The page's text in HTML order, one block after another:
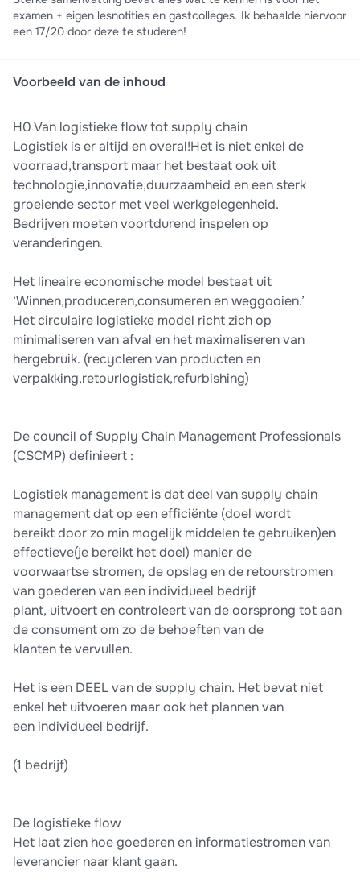
examen + eigen lesnotities en gastcolleges. Ik behaalde hiervoor
een 17/20 door deze te studeren!
Voorbeeld van de inhoud
H0 Van logistieke flow tot supply chain
Logistiek is er altijd en overal!Het is niet enkel de
voorraad,transport maar het bestaat ook uit
technologie,innovatie,duurzaamheid en een sterk
groeiende sector met veel werkgelegenheid.
Bedrijven moeten voortdurend inspelen op
veranderingen.
Het lineaire economische model bestaat uit
‘Winnen,produceren,consumeren en weggooien.’
Het circulaire logistieke model richt zich op
minimaliseren van afval en het maximaliseren van
hergebruik. (recycleren van producten en
verpakking,retourlogistiek,refurbishing)
De council of Supply Chain Management Professionals
(CSCMP) definieert :
Logistiek management is dat deel van supply chain
management dat op een efficiënte (doel wordt
bereikt door zo min mogelijk middelen te gebruiken)en
effectieve(je bereikt het doel) manier de
voorwaartse stromen, de opslag en de retourstromen
van goederen van een individueel bedrijf
plant, uitvoert en controleert van de oorsprong tot aan
de consument om zo de behoeften van de
klanten te vervullen.
Het is een DEEL van de supply chain. Het bevat niet
enkel het uitvoeren maar ook het plannen van
een individueel bedrijf.
(1 bedrijf)
De logistieke flow
Het laat zien hoe goederen en informatiestromen van
leverancier naar klant gaan.